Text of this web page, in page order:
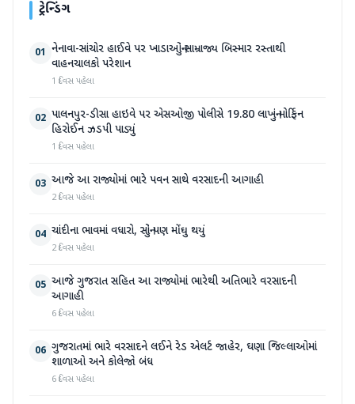
ટ્રેન્ડિંગ
01 નેનાવા-સાંચોર હાઈવે પર ખાડાઓનું સામ્રાજ્ય બિસ્માર રસ્તાથી
વાહનચાલકો પરેશાન
1 દિવસ પહેલા
02 પાલનપુર-ડીસા હાઇવે પર એસઓજી પોલીસે 19.80 લાખનું મોર્ફિન
હિરોઈન ઝડપી પાડ્યું
1 દિવસ પહેલા
03 આજે આ રાજ્યોમાં ભારે પવન સાથે વરસાદની આગાહી
2 દિવસ પહેલા
04 ચાંદીના ભાવમાં વધારો, સોનું પણ મોંઘુ થયું
2 દિવસ પહેલા
05 આજે ગુજરાત સહિત આ રાજ્યોમાં ભારેથી અતિભારે વરસાદની
આગાહી
6 દિવસ પહેલા
06 ગુજરાતમાં ભારે વરસાદને લઈને રેડ એલર્ટ જાહેર, ઘણા જિલ્લાઓમાં
શાળાઓ અને કોલેજો બંધ
6 દિવસ પહેલા